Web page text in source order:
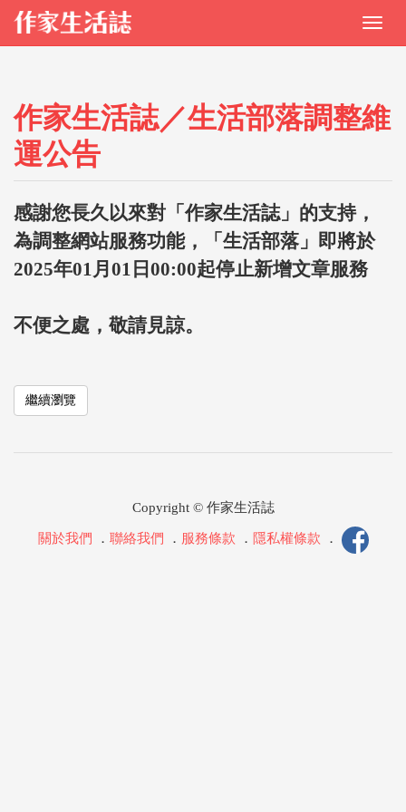
作家生活誌／生活部落調整維
運公告
感謝您長久以來對「作家生活誌」的支持，
為調整網站服務功能，「生活部落」即將於
2025年01月01日00:00起停止新增文章服務
不便之處，敬請見諒。
繼續瀏覽
Copyright © 作家生活誌
關於我們 ． 聯絡我們 ． 服務條款 ． 隱私權條款 ．